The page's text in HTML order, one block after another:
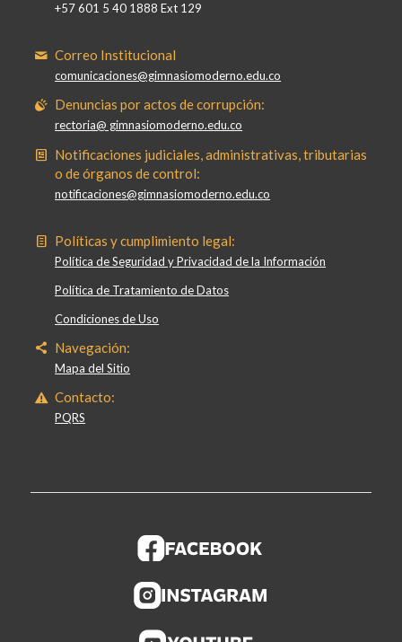
+57 601 5 40 1888 Ext 129
Correo Institucional
comunicaciones@gimnasiomoderno.edu.co
Denuncias por actos de corrupción:
rectoria@ gimnasiomoderno.edu.co
Notificaciones judiciales, administrativas, tributarias
o de órganos de control:
notificaciones@gimnasiomoderno.edu.co
Políticas y cumplimiento legal:
Política de Seguridad y Privacidad de la Información
Política de Tratamiento de Datos
Condiciones de Uso
Navegación:
Mapa del Sitio
Contacto:
PQRS